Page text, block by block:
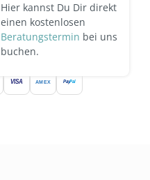
VISA AMEX PayPal
Hier kannst Du Dir direkt
einen kostenlosen
Beratungstermin bei uns
buchen.